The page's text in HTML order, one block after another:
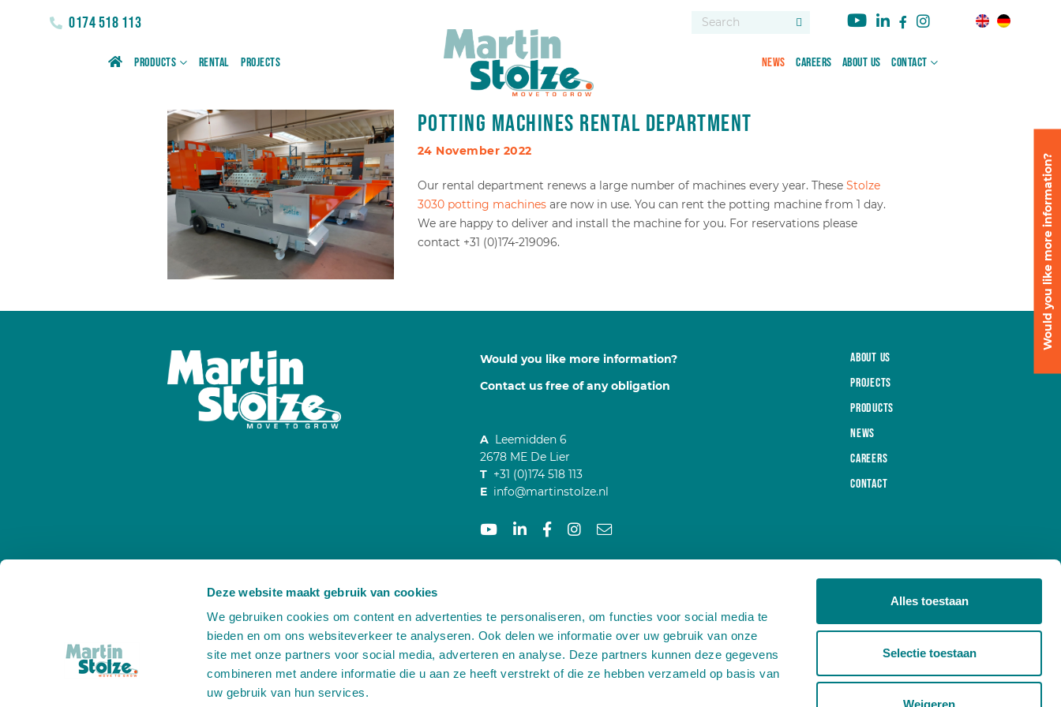
Deze website maakt gebruik van cookies
We gebruiken cookies om content en advertenties te personaliseren, om functies voor social media te
bieden en om ons websiteverkeer te analyseren. Ook delen we informatie over uw gebruik van onze
site met onze partners voor social media, adverteren en analyse. Deze partners kunnen deze gegevens
combineren met andere informatie die u aan ze heeft verstrekt of die ze hebben verzameld op basis van
uw gebruik van hun services.
Alles toestaan
Selectie toestaan
Weigeren
0174 518 113
Products Rental Projects News Careers About us Contact
Potting machines rental department
24 November 2022
Our rental department renews a large number of machines every year. These Stolze
3030 potting machinesare now in use. You can rent the potting machine from 1 day.
We are happy to deliver and install the machine for you. For reservations please
contact +31 (0)174-219096.
Would you like more information?
Would you like more information?
Contact us free of any obligation
ALeemidden 6
2678 ME De Lier
T+31 (0)174 518 113
Einfo@martinstolze.nl
About us
Projects
Products
News
Careers
Contact
Copyright © Martinstolze Alle rechten voorbehouden Creatie & Realisatie The MindOffice